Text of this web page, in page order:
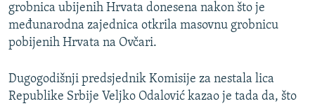
grobnica ubijenih Hrvata donesena nakon što je
međunarodna zajednica otkrila masovnu grobnicu
pobijenih Hrvata na Ovčari.
Dugogodišnji predsjednik Komisije za nestala lica
Republike Srbije Veljko Odalović kazao je tada da, što